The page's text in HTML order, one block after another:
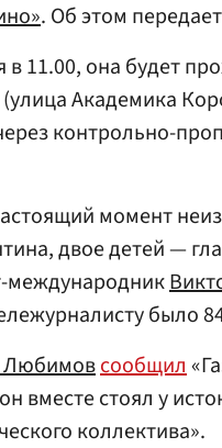
. Об этом передает
11.00, она будет
Академика
контрольно-
момент
двое детей —
международник
было
Любимовсообщил
вместе стоял у
коллектива».